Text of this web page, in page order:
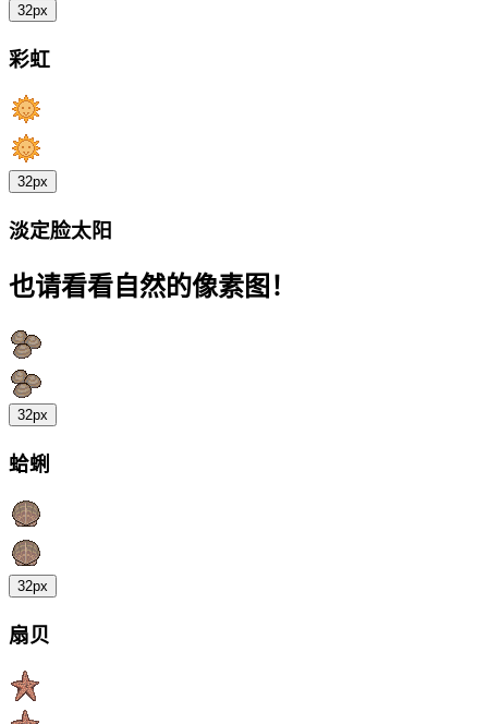
32px
彩虹
32px
淡定脸太阳
也请看看自然的像素图！
32px
蛤蜊
32px
扇贝